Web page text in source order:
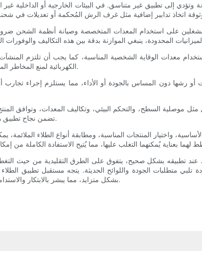
وتؤدي إلى تطبيق غير متناسق. في البيئات الخارجية أو الداخلية
على استخدام المعدات المتخصصة وصيانة أنظمة الشحن
معدات الوقاية الشخصية المناسبة، كما يجب أن تلتزم المنشآت
الكهربائية لمنع المخاطر المتعلقة بمعدات الجهد العالي.
أو رشها دون المساس بالجودة أو الأداء، مما يستلزم إجراء تجارب
موصلية السطح، والتحكم البيئي، وتكاليف المعدات، وتوافق
تضمن نجاح تطبيق هذه التقنية المتقدمة للطلاء.
واختيار المنتجات المناسبة، ومطابقة أنواع الطلاء الملائمة،
عند تطبيقه بشكل صحيح، يتفوق على الطرق التقليدية من حيث
تلبي متطلبات الجودة واللوائح الحديثة. يتجه مستقبل تطبيق
بشكل متزايد، مما يبشر بالابتكار والاستدامة في العديد من الصناعات.